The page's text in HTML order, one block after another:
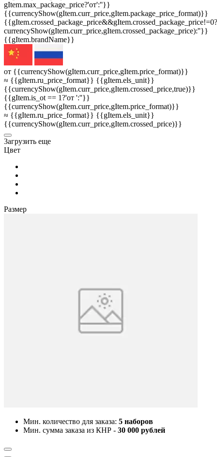
gItem.max_package_price?'от':''}}
{{currencyShow(gItem.curr_price,gItem.package_price_format)}}
{{gItem.crossed_package_price&&gItem.crossed_package_price!=0?
currencyShow(gItem.curr_price,gItem.crossed_package_price):''}}
{{gItem.brandName}}
от {{currencyShow(gItem.curr_price,gItem.price_format)}}
≈ {{gItem.ru_price_format}} {{gItem.els_unit}}
{{currencyShow(gItem.curr_price,gItem.crossed_price,true)}}
{{gItem.is_ot == 1?'от ':''}}
{{currencyShow(gItem.curr_price,gItem.price_format)}}
≈ {{gItem.ru_price_format}} {{gItem.els_unit}}
{{currencyShow(gItem.curr_price,gItem.crossed_price)}}
3агрузить еще
Цвет
Размер
Мин. количество для заказа: 5 наборов
Мин. сумма заказа из КНР - 30 000 рублей